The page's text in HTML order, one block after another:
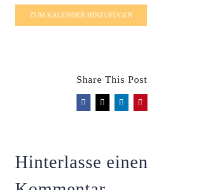
ZUM KALENDER HINZUFÜGEN
Share This Post
Facebook
X LinkedInPinterest
Hinterlasse einen